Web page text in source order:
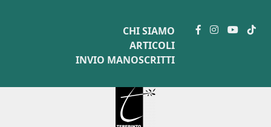
CHI SIAMO
ARTICOLI
INVIO MANOSCRITTI